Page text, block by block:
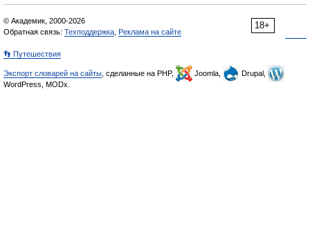
18+
© Академик, 2000-2026
Обратная связь: Техподдержка Реклама на сайте
👣 Путешествия
Экспорт словарей на сайты , сделанные на PHP, Joomla,
Drupal,
WordPress, MODx.